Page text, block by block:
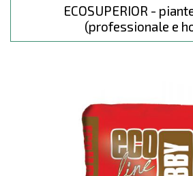
ECOSUPERIOR -
(professionale e